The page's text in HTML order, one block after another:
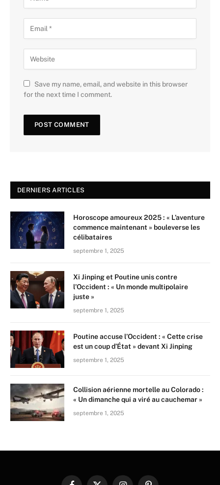
Save my name, email, and website in this browser
for the next time I comment.
DERNIERS ARTICLES
Horoscope amoureux 2025 : « L’aventure
commence maintenant » bouleverse les
célibataires
septembre 1, 2025
Xi Jinping et Poutine unis contre
l’Occident : « Un monde multipolaire
juste »
septembre 1, 2025
Poutine accuse l’Occident : « Cette crise
est un coup d’État » devant Xi Jinping
septembre 1, 2025
Collision aérienne mortelle au Colorado :
« Un dimanche qui a viré au cauchemar »
septembre 1, 2025